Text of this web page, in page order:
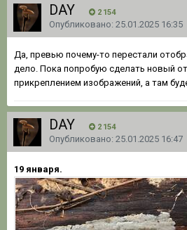
DAY 2 154
Опубликовано: 25.01.2025 16:35
Да, превью почему-то перестали
дело. Пока попробую сделать новый
прикреплением изображений, а там
DAY 2 154
Опубликовано: 25.01.2025 16:47
19 января.